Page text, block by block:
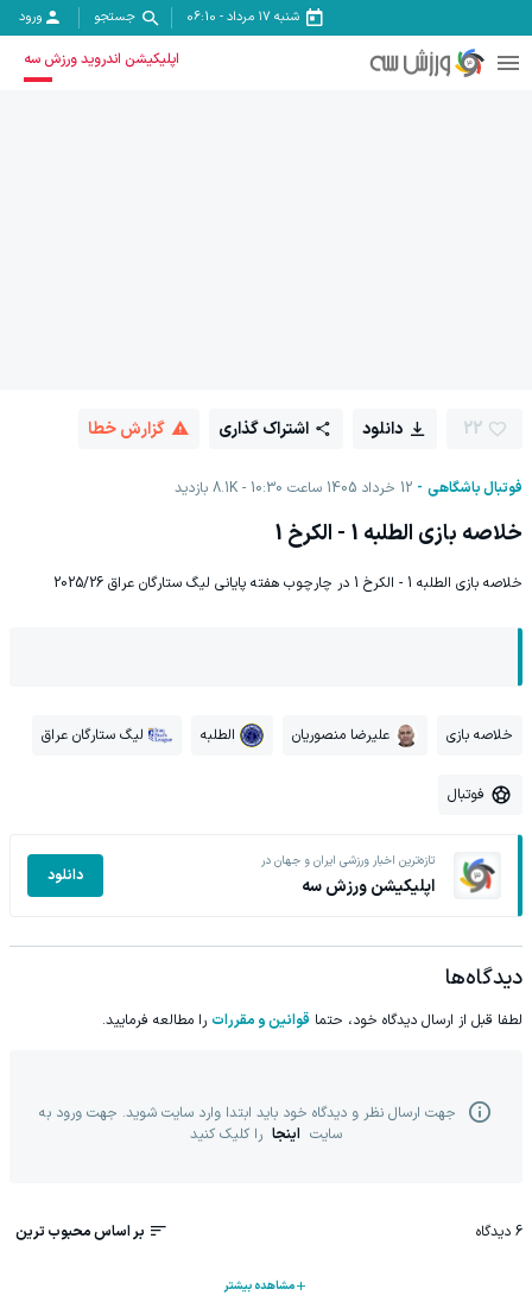
شنبه ۱۷ مرداد -
06:10 جستجو ورود
اپلیکیشن اندروید ورزش سه
فوتبال باشگاهی 12 خرداد 1405 ساعت 10:30 8.1K بازدید
22 دانلود اشتراک گذاری گزارش خطا
خلاصه بازی الطلبه 1 - الکرخ 1
خلاصه بازی الطلبه 1 - الکرخ 1 در چارچوب هفته پایانی لیگ ستارگان عراق 2025/26
خلاصه بازی علیرضا منصوریان الطلبه لیگ ستارگان عراق
فوتبال
تازه‌ترین اخبار ورزشی ایران و جهان در
اپلیکیشن ورزش سه دانلود
دیدگاه‌ها
لطفا قبل از ارسال دیدگاه خود، حتما قوانین و مقررات را مطالعه فرمایید.
جهت ارسال نظر و دیدگاه خود باید ابتدا وارد سایت شوید. جهت ورود به
سایت اینجا را کلیک کنید
6 دیدگاه بر اساس محبوب ترین
مشاهده بیشتر